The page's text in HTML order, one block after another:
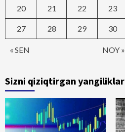
« SEN NOY »
20 21 22 23
27 28 29 30
Sizni qiziqtirgan yangiliklar